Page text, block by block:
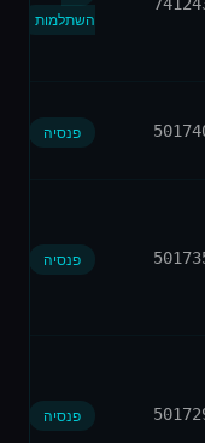
השתלמות
פנסיה
פנסיה
פנסיה